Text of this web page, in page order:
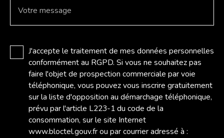
Votre message
J'accepte le traitement de mes données personnelles
conformément au RGPD. Si vous ne souhaitez pas
faire l'objet de prospection commerciale par voie
téléphonique, vous pouvez vous inscrire gratuitement
sur la liste d'opposition au démarchage téléphonique,
prévu par l'article L223-1 du code de la
consommation, sur le site Internet
www.bloctel.gouv.fr ou par courrier adressé à :